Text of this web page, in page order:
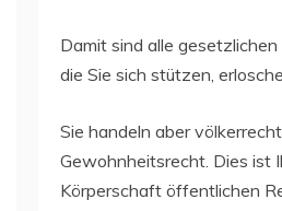
Damit sind alle gesetzlichen
die Sie sich stützen,
Sie handeln aber
Gewohnheitsrecht. Dies ist
Körperschaft öffentlichen